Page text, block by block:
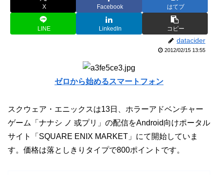
X Facebook はてブ
LINE LinkedIn コピー
datacider
2012/02/15 13:55
ゼロから始めるスマートフォン
スクウェア・エニックスは13日、ホラーアドベンチャー
ゲーム「ナナシ ノ 或プリ」の配信をAndroid向けポータル
サイト「SQUARE ENIX MARKET」にて開始していま
す。価格は落としきりタイプで800ポイントです。